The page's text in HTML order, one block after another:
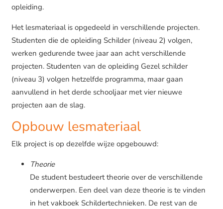
opleiding.
Het lesmateriaal is opgedeeld in verschillende projecten.
Studenten die de opleiding Schilder (niveau 2) volgen,
werken gedurende twee jaar aan acht verschillende
projecten. Studenten van de opleiding Gezel schilder
(niveau 3) volgen hetzelfde programma, maar gaan
aanvullend in het derde schooljaar met vier nieuwe
projecten aan de slag.
Opbouw lesmateriaal
Elk project is op dezelfde wijze opgebouwd:
Theorie
De student bestudeert theorie over de verschillende
onderwerpen. Een deel van deze theorie is te vinden
in het vakboek Schildertechnieken. De rest van de